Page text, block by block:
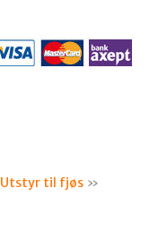
Utstyr til fjøs »